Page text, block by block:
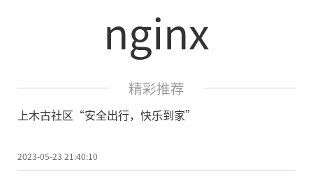
nginx
精彩推荐
上木古社区“安全出行，快乐到家”
2023-05-23 21:40:10